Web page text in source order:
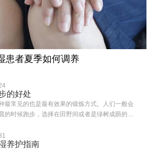
患者夏季如何调养
的好处
最常见的也是最有效果的锻炼方式。人们一般会
的时候跑步，选择在田野间或者是绿树成荫的地
养护指南